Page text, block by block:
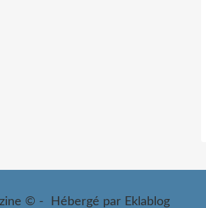
© - Hébergé par Eklablog